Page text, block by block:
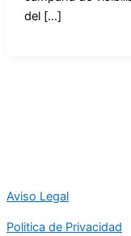
del […]
Aviso Legal
Politica de Privacidad